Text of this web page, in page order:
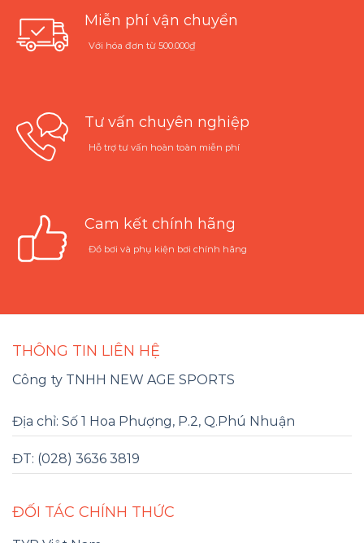
Miễn phí vận chuyển
Với hóa đơn từ 500.000₫
Tư vấn chuyên nghiệp
Hỗ trợ tư vấn hoàn toàn miễn phí
Cam kết chính hãng
Đồ bơi và phụ kiện bơi chính hãng
THÔNG TIN LIÊN HỆ
Công ty TNHH NEW AGE SPORTS
Địa chỉ: Số 1 Hoa Phượng, P.2, Q.Phú Nhuận
ĐT: (028) 3636 3819
ĐỐI TÁC CHÍNH THỨC